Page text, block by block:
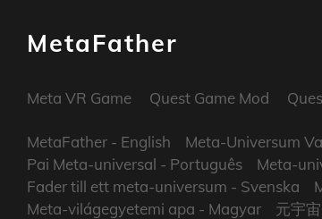
MetaFather
Meta VR Game Quest Game Mod
MetaFather- English Meta-Universum
Pai Meta-universal - Português Meta-
Fader till ett meta-universum - Svenska
Meta-világegyetemi apa - Magyar 元宇